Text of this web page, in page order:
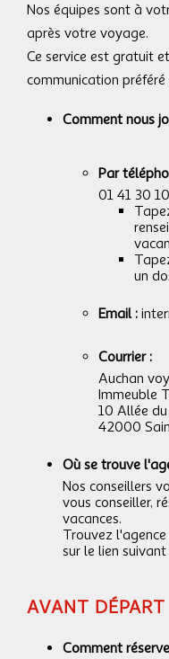
Nos équipes sont à
après votre voyage.
Ce service est gratuit
communication
Comment nous
Par
01 41 30
un
Email :
Courrier :
Auchan
Immeuble
10 Allée
42000
Où se trouve
Nos conseillers
vous conseiller,
vacances.
Trouvez
sur le lien suivant
AVANT DÉPART
Comment